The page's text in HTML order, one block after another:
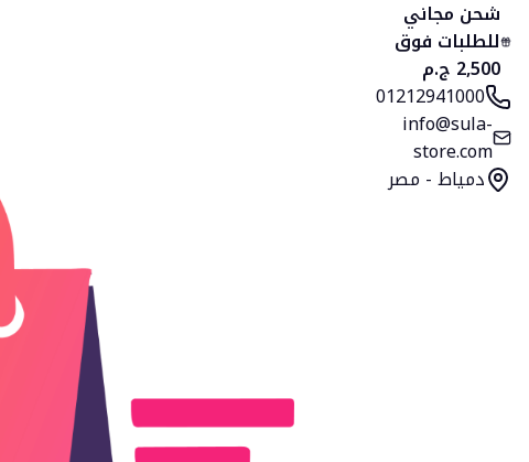
شحن مجاني
للطلبات فوق
2,500 ج.م
01212941000
info@sula-
store.com
دمياط - مصر